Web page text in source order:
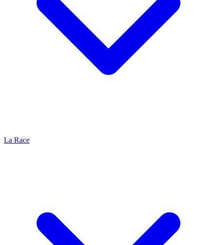
La Race